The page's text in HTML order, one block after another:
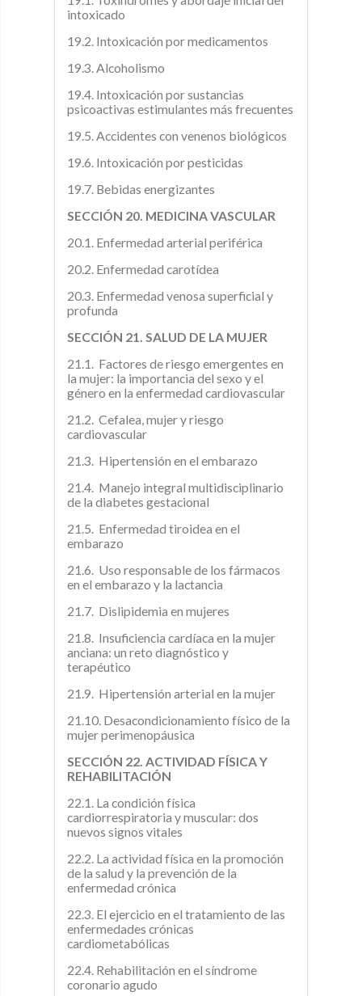
intoxicado
19.2. Intoxicación por medicamentos
19.3. Alcoholismo
19.4. Intoxicación por sustancias
psicoactivas estimulantes más frecuentes
19.5. Accidentes con venenos biológicos
19.6. Intoxicación por pesticidas
19.7. Bebidas energizantes
SECCIÓN 20. MEDICINA VASCULAR
20.1. Enfermedad arterial periférica
20.2. Enfermedad carotídea
20.3. Enfermedad venosa superficial y
profunda
SECCIÓN 21. SALUD DE LA MUJER
21.1. Factores de riesgo emergentes en
la mujer: la importancia del sexo y el
género en la enfermedad cardiovascular
21.2. Cefalea, mujer y riesgo
cardiovascular
21.3. Hipertensión en el embarazo
21.4. Manejo integral multidisciplinario
de la diabetes gestacional
21.5. Enfermedad tiroidea en el
embarazo
21.6. Uso responsable de los fármacos
en el embarazo y la lactancia
21.7. Dislipidemia en mujeres
21.8. Insuficiencia cardíaca en la mujer
anciana: un reto diagnóstico y
terapéutico
21.9. Hipertensión arterial en la mujer
21.10. Desacondicionamiento físico de la
mujer perimenopáusica
SECCIÓN 22. ACTIVIDAD FÍSICA Y
REHABILITACIÓN
22.1. La condición física
cardiorrespiratoria y muscular: dos
nuevos signos vitales
22.2. La actividad física en la promoción
de la salud y la prevención de la
enfermedad crónica
22.3. El ejercicio en el tratamiento de las
enfermedades crónicas
cardiometabólicas
22.4. Rehabilitación en el síndrome
coronario agudo